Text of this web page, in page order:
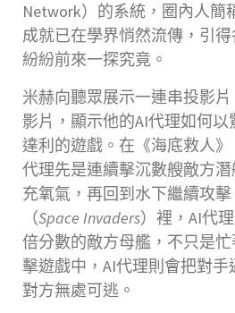
Network）的系統，圈內人簡
成就已在學界悄然流傳，引
紛紛前來一探究竟。
米赫向聽眾展示一連串投影
影片，顯示他的AI代理如何
達利的遊戲。在《海底救人》
代理先是連續擊沉數艘敵方
充氧氣，再回到水下繼續攻擊
（Space Invaders）裡，AI代
倍分數的敵方母艦，不只是
擊遊戲中，AI代理則會把對
對方無處可逃。